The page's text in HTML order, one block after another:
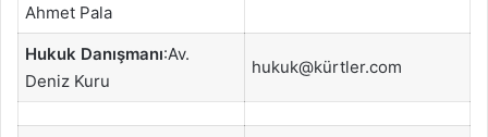
Ahmet Pala
Hukuk Danışmanı:Av.
Deniz Kuru
hukuk@kürtler.com